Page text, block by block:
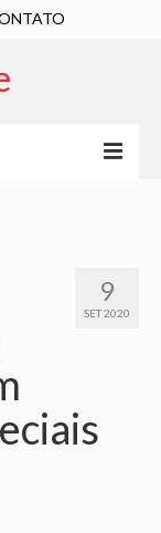
9
SET 2020